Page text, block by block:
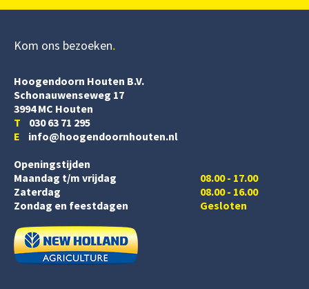
Kom ons bezoeken
Hoogendoorn Houten B.V.
Schonauwenseweg 17
3994 MC Houten
T 030 63 71 295
E info@hoogendoornhouten.nl
Openingstijden
Maandag t/m vrijdag
Zaterdag
08.00 - 17.00
08.00 - 16.00
Zondag en feestdagen
Gesloten